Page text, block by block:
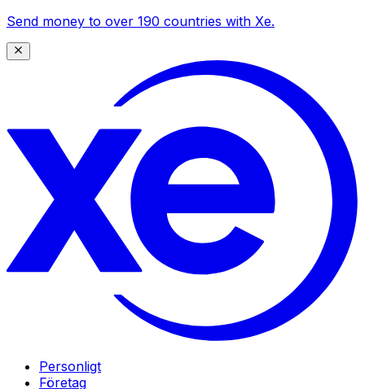
Send money to over 190 countries with Xe.
Personligt
Företag